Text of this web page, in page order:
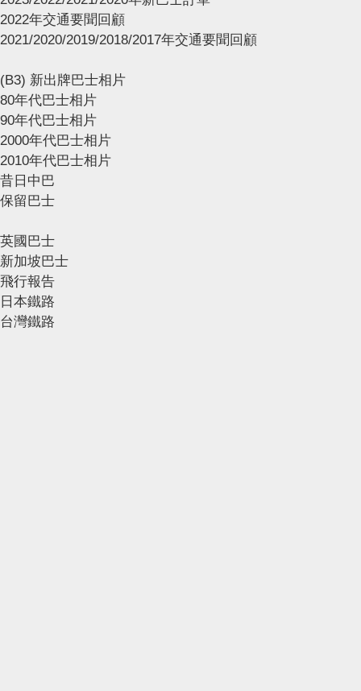
2022年交通要聞回顧
2021/2020/2019/2018/2017年交通要聞回顧
(B3) 新出牌巴士相片
80年代巴士相片
90年代巴士相片
2000年代巴士相片
2010年代巴士相片
昔日中巴
保留巴士
英國巴士
新加坡巴士
飛行報告
日本鐵路
台灣鐵路